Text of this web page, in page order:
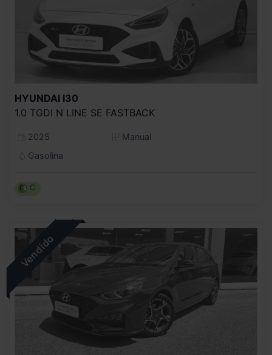
HYUNDAI I30
1.0 TGDI N LINE SE FASTBACK
2025
Manual
Gasolina
C